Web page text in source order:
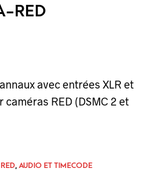
RED
avec entrées XLR et
RED (DSMC 2 et
, AUDIO ET TIMECODE